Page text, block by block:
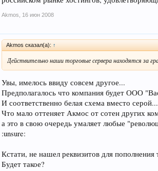
Akmos 16 июн 2008
Akmos сказал(а): ↑
Действительно наши торговые сервера находятся за
Увы, имелось ввиду совсем другое...
Предполагалось что компания будет ООО
И соответственно белая схема вместо серой...
Что мало оттеняет Акмос от сотен других
а это в свою очередь умаляет любые
:unsure:
Кстати, не нашел реквизитов для пополнения
Будет такое?